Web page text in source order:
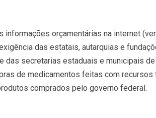
informações orçamentárias na internet
das estatais, autarquias e
das secretarias estaduais e municipais
de medicamentos feitas com
comprados pelo governo federal.